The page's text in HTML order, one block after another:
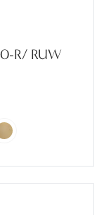
R/ RUW